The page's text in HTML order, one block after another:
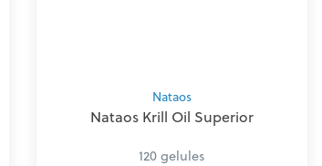
Nataos
Nataos Krill Oil Superior
120 gelules